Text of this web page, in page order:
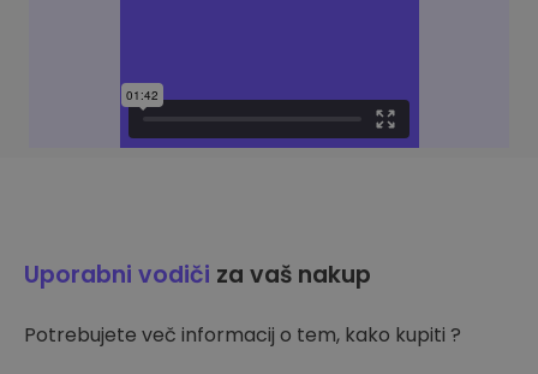
Uporabni vodiči za vaš nakup
Potrebujete več informacij o tem, kako kupiti ?